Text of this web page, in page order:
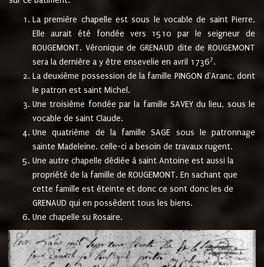
La première chapelle est sous le vocable de saint Pierre.
Elle aurait été fondée vers 1510 par le seigneur de
ROUGEMONT. Véronique de GRENAUD dite de ROUGEMONT
sera la dernière a y être ensevelie en avril 17367.
La deuxième possession de la famille PINGON d'Aranc, dont
le patron est saint Michel.
Une troisième fondée par la famille SAVEY du lieu, sous le
vocable de saint Claude.
Une quatrième de la famille SAGE sous le patronnage
sainte Madeleine. celle-ci a besoin de travaux rugent.
Une autre chapelle dédiée à saint Antoine est aussi la
propriété de la famille de ROUGEMONT. En sachant que
cette famille est éteinte et donc ce sont donc les de
GRENAUD qui en possèdent tous les biens.
Une chapelle su Rosaire.